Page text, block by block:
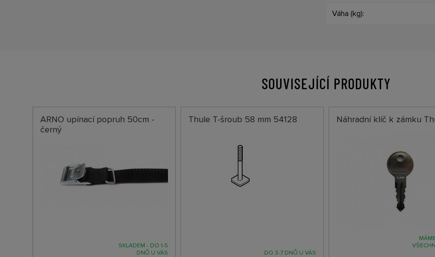
Váha (kg):
SOUVISEJÍCÍ PRODUKTY
ARNO upínací popruh 50cm -
černý
SKLADEM - DO 1-5
DNŮ U VÁS
Thule T-šroub 58 mm 54128
DO 3-7 DNŮ U VÁS
Náhradní klíč k zámku